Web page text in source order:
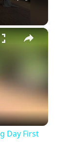
×
Day First